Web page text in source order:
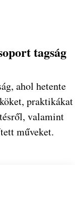
tagság
ahol hetente
praktikákat
valamint
műveket.